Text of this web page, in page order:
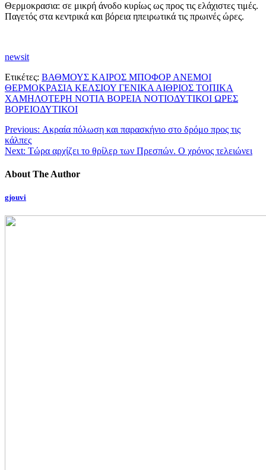
Θερμοκρασια: σε μικρή άνοδο κυρίως ως προς τις ελάχιστες τιμές.
Παγετός στα κεντρικά και βόρεια ηπειρωτικά τις πρωινές ώρες.
newsit
Ετικέτες: ΒΑΘΜΟΥΣ ΚΑΙΡΟΣ ΜΠΟΦΟΡ ΑΝΕΜΟΙ
ΘΕΡΜΟΚΡΑΣΙΑ ΚΕΛΣΙΟΥ ΓΕΝΙΚΑ ΑΙΘΡΙΟΣ ΤΟΠΙΚΑ
ΧΑΜΗΛΟΤΕΡΗ ΝΟΤΙΑ ΒΟΡΕΙΑ ΝΟΤΙΟΔΥΤΙΚΟΙ ΩΡΕΣ
ΒΟΡΕΙΟΔΥΤΙΚΟΙ
Previous: Ακραία πόλωση και παρασκήνιο στο δρόμο προς τις
κάλπες
Next: Τώρα αρχίζει το θρίλερ των Πρεσπών. Ο χρόνος τελειώνει
About The Author
gjouvi